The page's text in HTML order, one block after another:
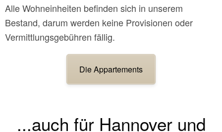
Alle Wohneinheiten befinden sich in unserem
Bestand, darum werden keine Provisionen oder
Vermittlungsgebühren fällig.
Die Appartements
...auch für Hannover und